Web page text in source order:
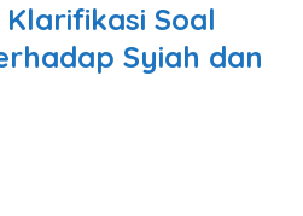
Soal
Syiah dan